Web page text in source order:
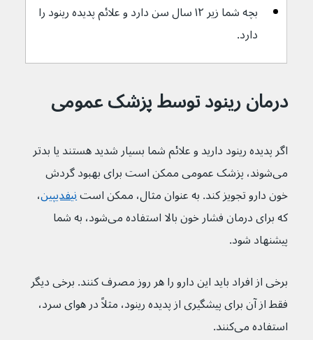
بچه شما زیر ۱۲ سال سن دارد و علائم پدیده رینود را
دارد.
درمان رینود توسط پزشک عمومی
اگر پدیده رینود دارید و علائم شما بسیار شدید هستند یا بدتر
می‌شوند، پزشک عمومی ممکن است برای بهبود گردش
خون دارو تجویز کند. به عنوان مثال، ممکن است نیفدیپین،
که برای درمان فشار خون بالا استفاده می‌شود، به شما
پیشنهاد شود.
برخی از افراد باید این دارو را هر روز مصرف کنند. برخی دیگر
فقط از آن برای پیشگیری از پدیده رینود، مثلاً در هوای سرد،
استفاده می‌کنند.